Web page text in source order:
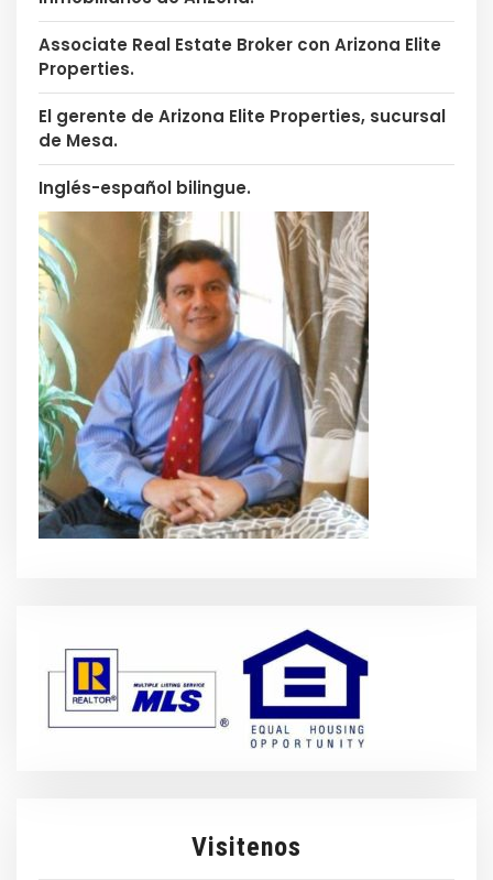
Associate Real Estate Broker con Arizona Elite
Properties.
El gerente de Arizona Elite Properties, sucursal
de Mesa.
Inglés-español bilingue.
Visitenos